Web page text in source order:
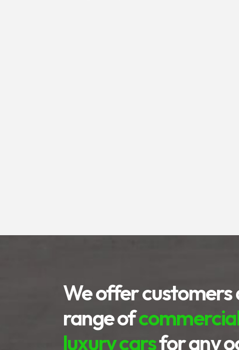
We offer customers
range of
luxury carsfor any